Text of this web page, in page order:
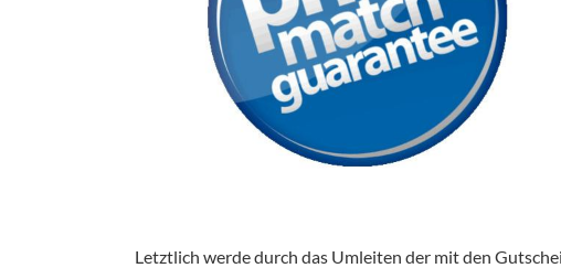
Letztlich werde durch das Umleiten der mit den